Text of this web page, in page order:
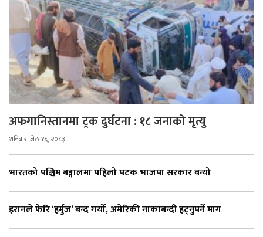
अफगानिस्तानमा ट्रक दुर्घटना : १८ जनाको मृत्यु
शनिबार, जेठ १६, २०८३
भारतको पश्चिम बङ्गालमा पहिलो पटक भाजपा सरकार बन्यो
इरानले फेरि ‘हर्मुज’ बन्द गर्यो, अमेरिकी नाकाबन्दी हट्नुपर्ने माग